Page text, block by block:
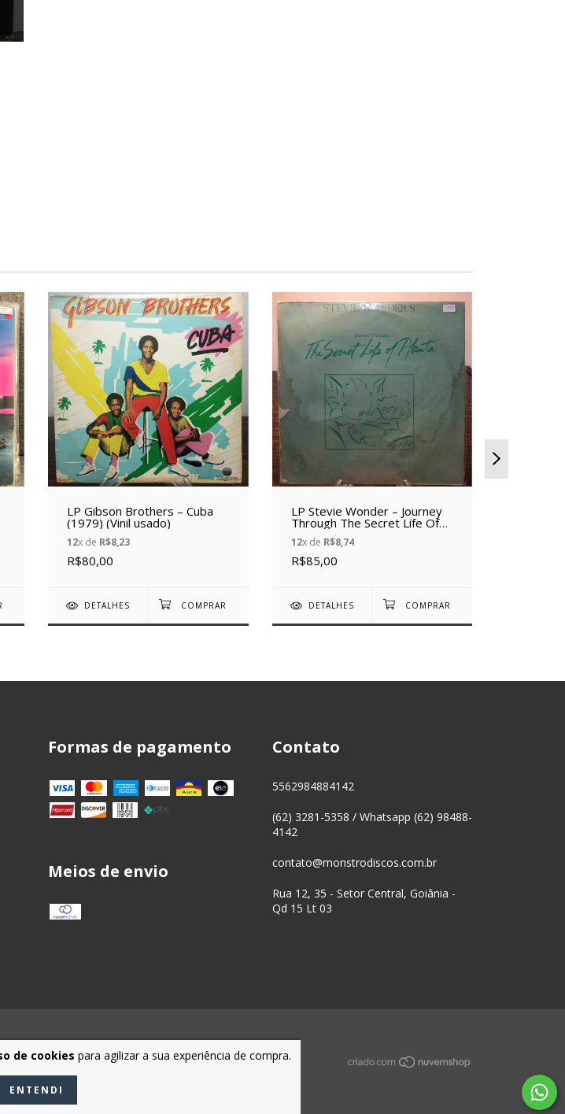
de cookies para agilizar a sua experiência de compra.
ENTENDI
LP Gibson Brothers – Cuba
(1979) (Vinil usado)
12x de R$8,23
R$80,00
DETALHES
LP Stevie Wonder – Journey
Through The Secret Life Of
Plants (1979) (Vinil usado)
12x de R$8,74
R$85,00
DETALHES
Formas de pagamento
Meios de envio
Contato
5562984884142
(62) 3281-5358 / Whatsapp (62) 98488-
4142
contato@monstrodiscos.com.br
Rua 12, 35 - Setor Central, Goiânia -
Qd 15 Lt 03